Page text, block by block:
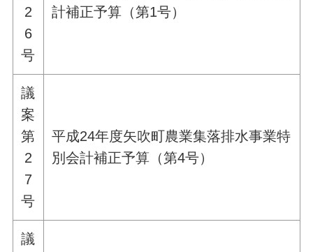
2
6
号
計補正予算（第1号）
議
案
第
2
7
号
平成24年度矢吹町農業集落排水事業特
別会計補正予算（第4号）
議